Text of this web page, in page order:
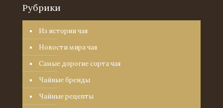
Рубрики
Из истории чая
Новости мира чая
Самые дорогие сорта чая
Чайные бренды
Чайные рецепты